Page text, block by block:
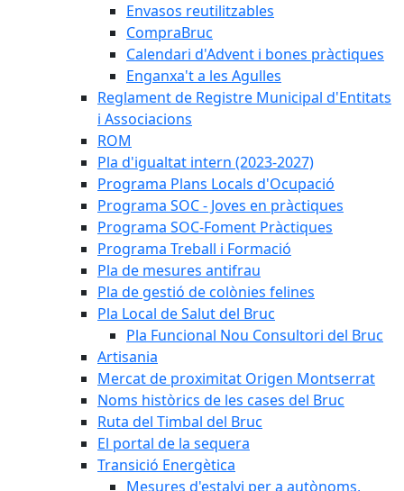
Envasos reutilitzables
CompraBruc
Calendari d'Advent i bones pràctiques
Enganxa't a les Agulles
Reglament de Registre Municipal d'Entitats
i Associacions
ROM
Pla d'igualtat intern (2023-2027)
Programa Plans Locals d'Ocupació
Programa SOC - Joves en pràctiques
Programa SOC-Foment Pràctiques
Programa Treball i Formació
Pla de mesures antifrau
Pla de gestió de colònies felines
Pla Local de Salut del Bruc
Pla Funcional Nou Consultori del Bruc
Artisania
Mercat de proximitat Origen Montserrat
Noms històrics de les cases del Bruc
Ruta del Timbal del Bruc
El portal de la sequera
Transició Energètica
Mesures d'estalvi per a autònoms,